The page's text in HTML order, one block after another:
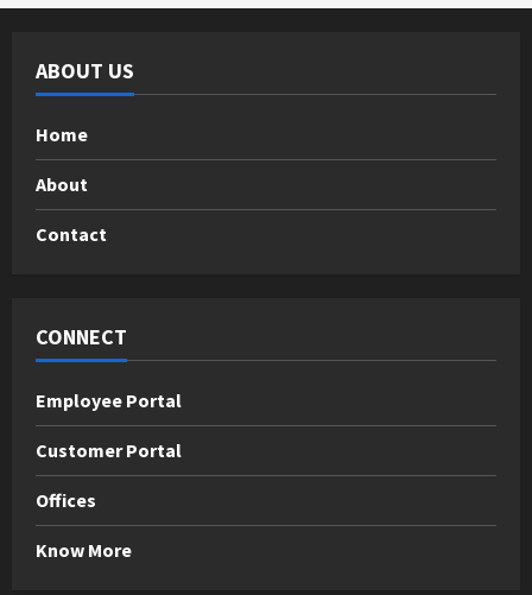
ABOUT US
Home
About
Contact
CONNECT
Employee Portal
Customer Portal
Offices
Know More